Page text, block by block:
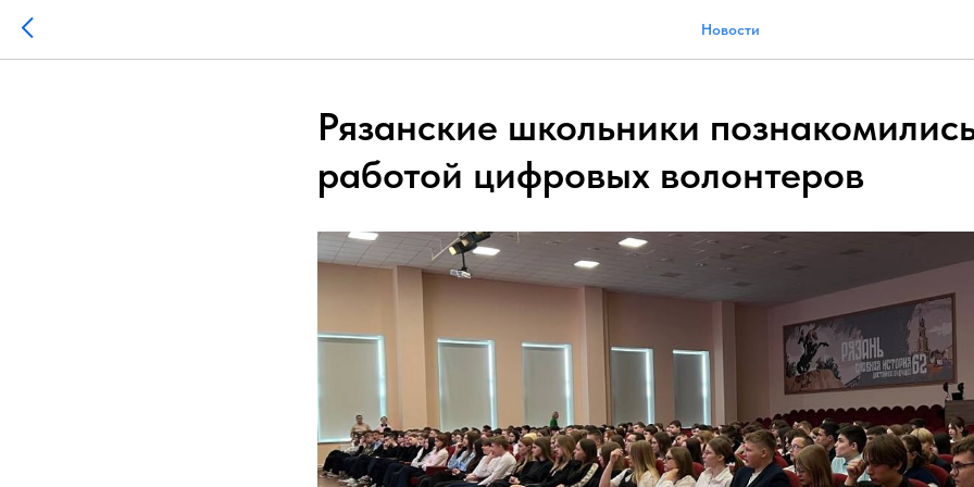
Новости
Рязанские школьники
работой цифровых волонтеров